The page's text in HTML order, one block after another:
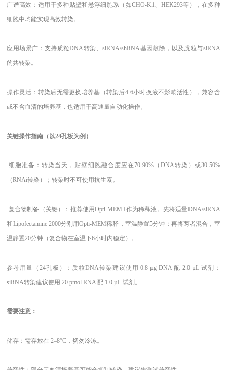
广谱高效：适用于多种贴壁和悬浮细胞系（如CHO-K1、HEK293等），在多种
细胞中均能实现高效转染。
应用场景广：支持质粒DNA转染、siRNA/shRNA基因敲除，以及质粒与siRNA
的共转染。
操作灵活：转染后无需更换培养基（转染后4-6小时换液不影响活性），兼容含
或不含血清的培养基，也适用于高通量自动化操作。
关键操作指南（以24孔板为例）
细胞准备：转染当天，贴壁细胞融合度应在70-90%（DNA转染）或30-50%
（RNAi转染）；转染时不可使用抗生素。
复合物制备（关键）：推荐使用Opti-MEM I作为稀释液。先将适量DNA/siRNA
和Lipofectamine 2000分别用Opti-MEM稀释，室温静置5分钟；再将两者混合，室
温静置20分钟（复合物在室温下6小时内稳定）。
参考用量（ 24孔板）：质粒DNA转染建议使用 0.8 µg DNA 配 2.0 µL 试剂；
siRNA转染建议使用 20 pmol RNA 配 1.0 µL 试剂。
需要注意 ：
储存：需存放在 2–8°C，切勿冷冻。